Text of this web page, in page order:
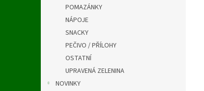
POMAZÁNKY
NÁPOJE
SNACKY
PEČIVO / PŘÍLOHY
OSTATNÍ
UPRAVENÁ ZELENINA
NOVINKY